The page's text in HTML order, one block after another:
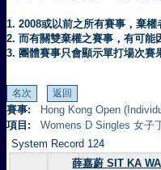
1. 2008或以前之所有賽事，棄權
2. 而有關雙棄權之賽事，有可能
3. 團體賽事只會顯示單打場次賽
賽事:
Hong Kong Open
項目:
Womens D Singles 女子
System Record 124
薛嘉蔚 SIT KA WAI